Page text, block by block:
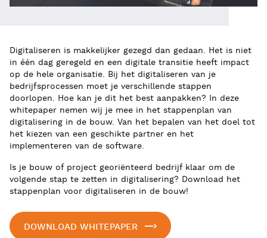
Digitaliseren is makkelijker gezegd dan gedaan. Het is niet
in één dag geregeld en een digitale transitie heeft impact
op de hele organisatie. Bij het digitaliseren van je
bedrijfsprocessen moet je verschillende stappen
doorlopen. Hoe kan je dit het best aanpakken? In deze
whitepaper nemen wij je mee in het stappenplan van
digitalisering in de bouw. Van het bepalen van het doel tot
het kiezen van een geschikte partner en het
implementeren van de software.
Is je bouw of project georiënteerd bedrijf klaar om de
volgende stap te zetten in digitalisering? Download het
stappenplan voor digitaliseren in de bouw!
DOWNLOAD WHITEPAPER